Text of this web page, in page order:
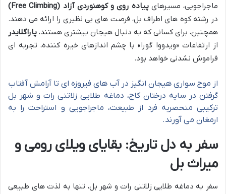
ماجراجویی، مسیرهایپیاده روی و کوهنوردی آزاد (Free Climbing)
در رشته کوه های اطراف بل، فرصت های بی نظیری را ارائه می دهند.
همچنین، برای کسانی که به دنبال هیجان بیشتری هستند، پاراگلایدر
از ارتفاعات «ویدووا گورا» با چشم اندازهای خیره کننده، تجربه ای
فراموش نشدنی خواهد بود.
از موج سواری هیجان انگیز در آب های فیروزه ای تا آرامش آفتاب
گرفتن در سایه درختان کاج، دماغه طلایی زلاتنی رات و شهر بل
ترکیبی منحصربه فرد از طبیعت، ماجراجویی و استراحت را به
ارمغان می آورند.
سفر به دل تاریخ: بقایای ویلای رومی و
میراث بل
سفر به دماغه طلایی زلاتنی رات و شهر بل، تنها به لذت های طبیعی